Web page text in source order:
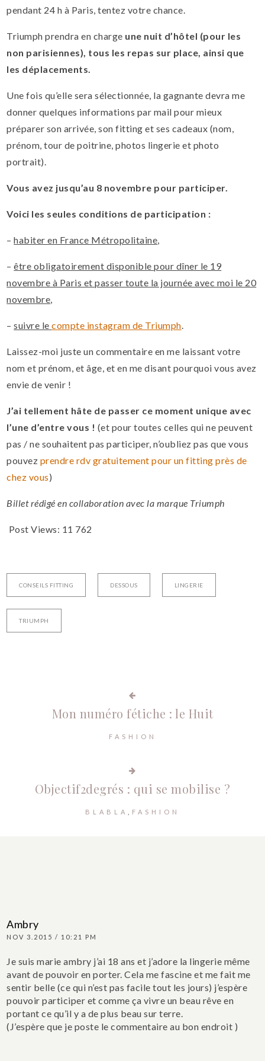
pendant 24 h à Paris, tentez votre chance.
Triumph prendra en charge une nuit d’hôtel (pour les
non parisiennes), tous les repas sur place, ainsi que
les déplacements.
Une fois qu’elle sera sélectionnée, la gagnante devra me
donner quelques informations par mail pour mieux
préparer son arrivée, son fitting et ses cadeaux (nom,
prénom, tour de poitrine, photos lingerie et photo
portrait).
Vous avez jusqu’au 8 novembre pour participer.
Voici les seules conditions de participation :
–habiter en France Métropolitaine,
–être obligatoirement disponible pour dîner le 19
novembre à Paris et passer toute la journée avec moi le 20
novembre,
–suivre lecompte instagram de Triumph.
Laissez-moi juste un commentaire en me laissant votre
nom et prénom, et âge, et en me disant pourquoi vous avez
envie de venir !
J’ai tellement hâte de passer ce moment unique avec
l’une d’entre vous ! (et pour toutes celles qui ne peuvent
pas / ne souhaitent pas participer, n’oubliez pas que vous
pouvez prendre rdv gratuitement pour un fitting près de
chez vous)
Billet rédigé en collaboration avec la marque Triumph
Post Views: 11 762
CONSEILS FITTING DESSOUS LINGERIE
TRIUMPH
Mon numéro fétiche : le Huit
FASHION
Objectif2degrés : qui se mobilise ?
BLABLA FASHION
Ambry
NOV 3.2015 / 10:21 PM
Je suis marie ambry j’ai 18 ans et j’adore la lingerie même
avant de pouvoir en porter. Cela me fascine et me fait me
sentir belle (ce qui n’est pas facile tout les jours) j’espère
pouvoir participer et comme ça vivre un beau rêve en
portant ce qu’il y a de plus beau sur terre.
(J’espère que je poste le commentaire au bon endroit )